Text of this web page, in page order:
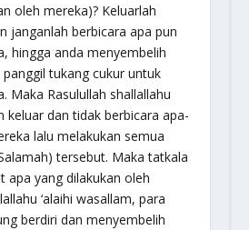
oleh mereka)? Keluarlah
janganlah berbicara apa pun
hingga anda menyembelih
tukang cukur untuk
Maka Rasulullah shallallahu
keluar dan tidak berbicara apa-
lalu melakukan semua
tersebut. Maka tatkala
apa yang dilakukan oleh
‘alaihi wasallam, para
berdiri dan menyembelih